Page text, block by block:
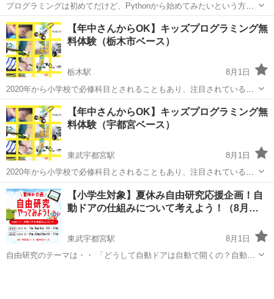
プログラミングは初めてだけど、Pythonから始めてみたいという方の
ために、無料のハンズオン開発講座をご用意いたしました。 当講座
は、東京を中心に全国ですでに2600名以上の参加者が参加している人
気講座です。 http:...
栃木 宇都宮市 プログラミング
【年中さんからOK】キッズプログラミング無
料体験（栃木市ベース）
栃木駅
8月1日
2020年から小学校で必修科目とされることもあり、注目されている
「ロボット・プログラミング教室」。 robotec（ロボテック）では、レ
ゴを使ったロボット作りと、作ったロボットを動かすためのプログラ
ミングを学び、その過程で...
栃木 栃木市 栃木駅 プログラミング
【年中さんからOK】キッズプログラミング無
料体験（宇都宮ベース）
東武宇都宮駅
8月1日
2020年から小学校で必修科目とされることもあり、注目されている
「ロボット・プログラミング教室」。 robotec（ロボテック）では、レ
ゴを使ったロボット作りと、作ったロボットを動かすためのプログラ
ミングを学び、その過程で...
栃木 宇都宮市 東武宇都宮駅 プログラミング
【小学生対象】夏休み自由研究応援企画！自
動ドアの仕組みについて考えよう！（8月…
東武宇都宮駅
8月1日
自由研究のテーマは・・ 「どうして自動ドアは自動で開くの？自動ド